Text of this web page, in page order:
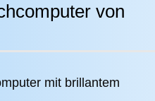
von
mit brillantem